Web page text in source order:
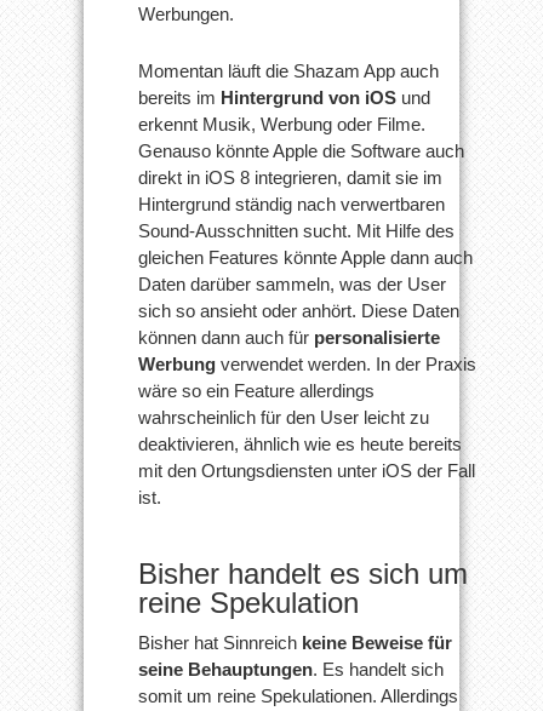
Werbungen.
Momentan läuft die Shazam App auch
bereits im Hintergrund von iOS und
erkennt Musik, Werbung oder Filme.
Genauso könnte Apple die Software auch
direkt in iOS 8 integrieren, damit sie im
Hintergrund ständig nach verwertbaren
Sound-Ausschnitten sucht. Mit Hilfe des
gleichen Features könnte Apple dann auch
Daten darüber sammeln, was der User
sich so ansieht oder anhört. Diese Daten
können dann auch für personalisierte
Werbung verwendet werden. In der Praxis
wäre so ein Feature allerdings
wahrscheinlich für den User leicht zu
deaktivieren, ähnlich wie es heute bereits
mit den Ortungsdiensten unter iOS der Fall
ist.
Bisher handelt es sich um
reine Spekulation
Bisher hat Sinnreich keine Beweise für
seine Behauptungen. Es handelt sich
somit um reine Spekulationen. Allerdings